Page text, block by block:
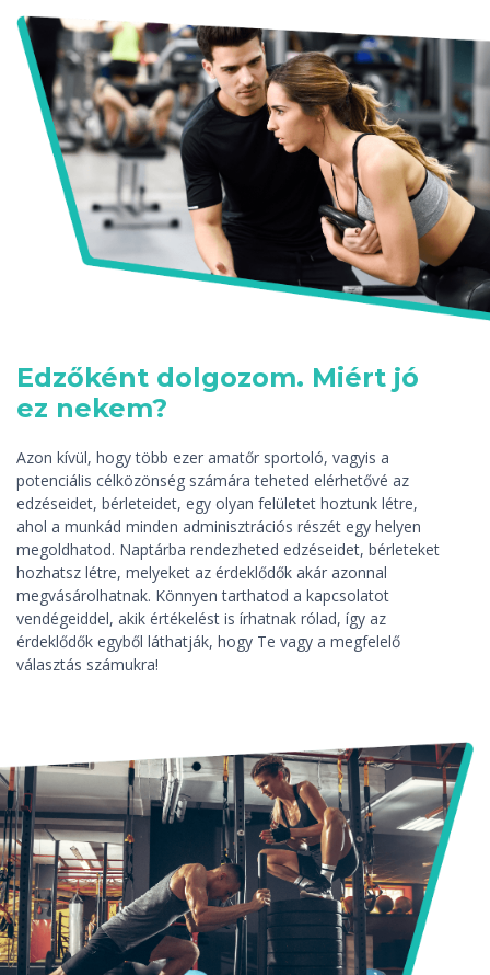
Edzőként dolgozom. Miért jó
ez nekem?
Azon kívül, hogy több ezer amatőr sportoló, vagyis a
potenciális célközönség számára teheted elérhetővé az
edzéseidet, bérleteidet, egy olyan felületet hoztunk létre,
ahol a munkád minden adminisztrációs részét egy helyen
megoldhatod. Naptárba rendezheted edzéseidet, bérleteket
hozhatsz létre, melyeket az érdeklődők akár azonnal
megvásárolhatnak. Könnyen tarthatod a kapcsolatot
vendégeiddel, akik értékelést is írhatnak rólad, így az
érdeklődők egyből láthatják, hogy Te vagy a megfelelő
választás számukra!